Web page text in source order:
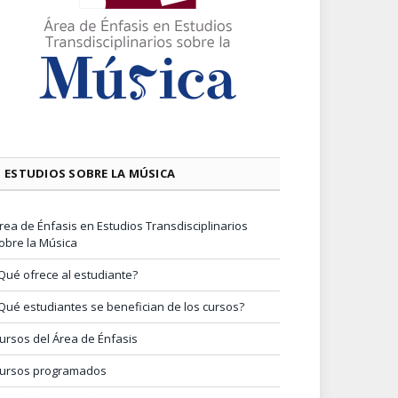
ESTUDIOS SOBRE LA MÚSICA
de Énfasis en Estudios Transdisciplinarios
la Música
ofrece al estudiante?
estudiantes se benefician de los cursos?
del Área de Énfasis
programados